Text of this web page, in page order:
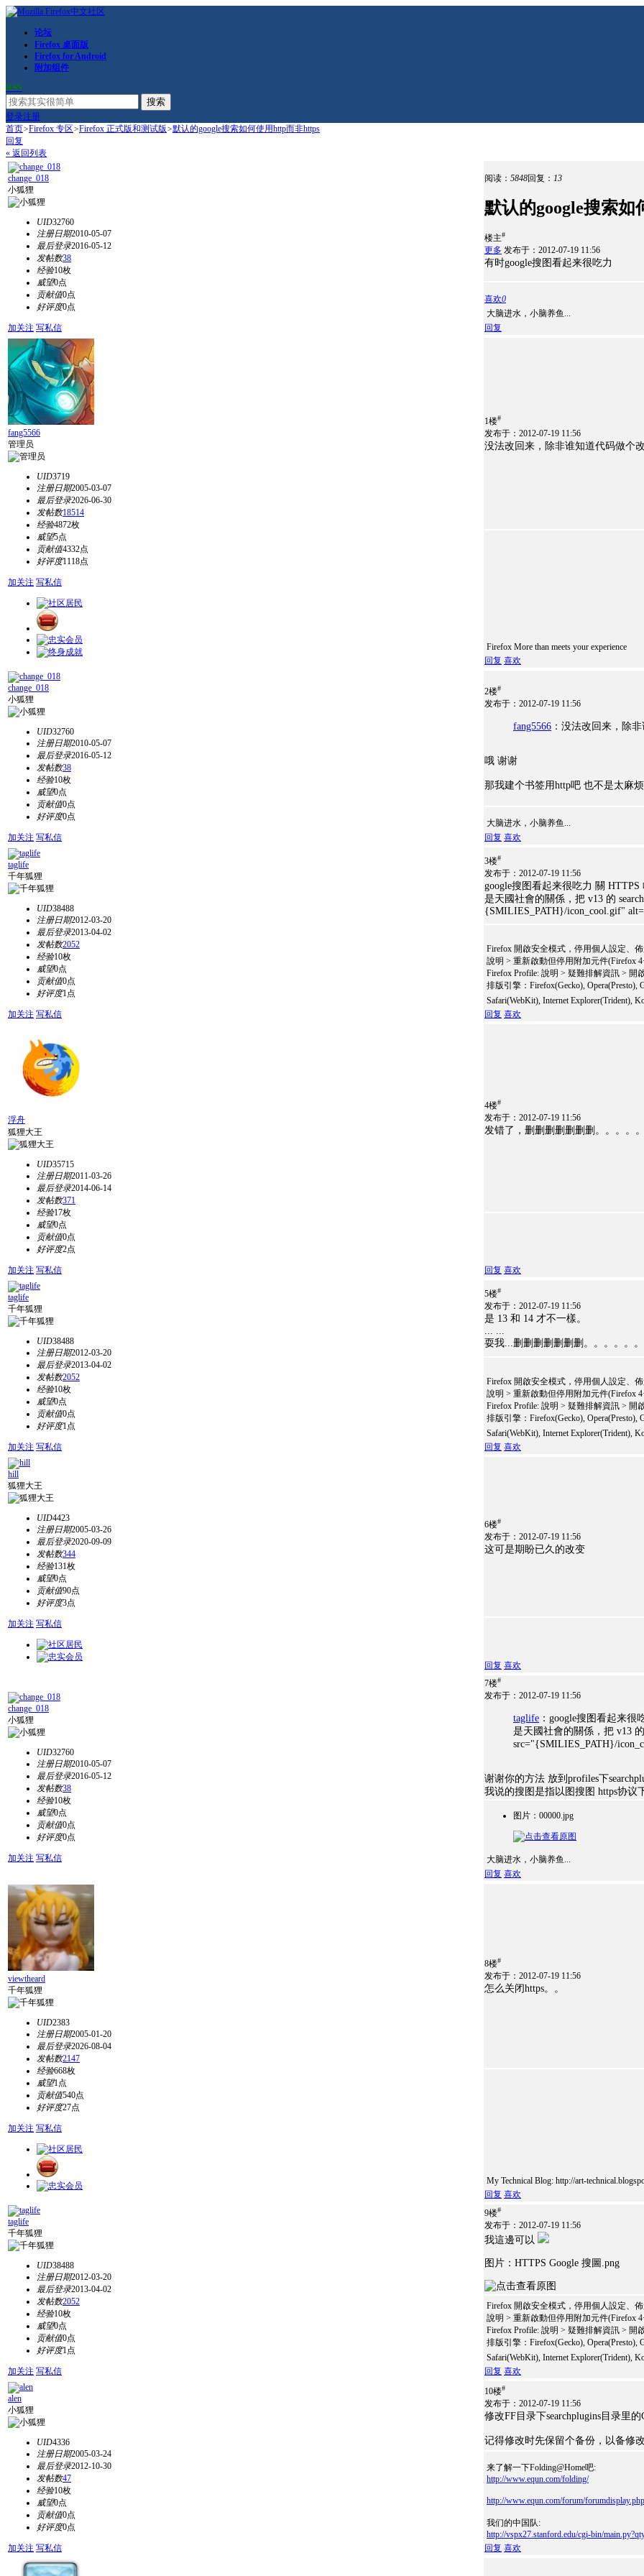
论坛
Firefox 桌面版
Firefox for Android
附加组件
RSS
搜索
登录注册
首页>Firefox 专区>Firefox 正式版和测试版>默认的google搜索如何使用http而非https
回复
« 返回列表
change_018
小狐狸
UID32760
注册日期2010-05-07
最后登录2016-05-12
发帖数38
经验10枚
威望0点
贡献值0点
好评度0点
加关注 写私信
阅读： 5848回复： 13
默认的google搜索
楼主#
更多 发布于：2012-07-19 11:56
有时google搜图看起来很吃力
喜欢0
大脑进水，小脑养鱼...
回复
fang5566
管理员
UID3719
注册日期2005-03-07
最后登录2026-06-30
发帖数18514
经验4872枚
威望5点
贡献值4332点
好评度1118点
加关注 写私信
1楼#
发布于：2012-07-19 11:56
没法改回来，除非谁知道代码做个
Firefox More than meets your experience
回复 喜欢
change_018
小狐狸
UID32760
注册日期2010-05-07
最后登录2016-05-12
发帖数38
经验10枚
威望0点
贡献值0点
好评度0点
加关注 写私信
2楼#
发布于：2012-07-19 11:56
fang5566 ：没法改回来，除
哦 谢谢
那我建个书签用http吧 也不是太麻烦
大脑进水，小脑养鱼...
回复 喜欢
taglife
千年狐狸
UID38488
注册日期2012-03-20
最后登录2013-04-02
发帖数2052
经验10枚
威望0点
贡献值0点
好评度1点
加关注 写私信
3楼#
发布于：2012-07-19 11:56
google搜图看起来很吃力 關 HTTPS
是天國社會的關係，把 v13 的
{SMILIES_PATH}/icon_cool.gif"
Firefox 開啟安全模式，停用個人設定、
說明 > 重新啟動但停用附加元件(Firefox
Firefox Profile: 說明 > 疑難排解資訊 > 開
排版引擎：Firefox(Gecko), Opera(Presto),
Safari(WebKit), Internet Explorer(Trident),
回复 喜欢
浮舟
狐狸大王
UID35715
注册日期2011-03-26
最后登录2014-06-14
发帖数371
经验17枚
威望0点
贡献值0点
好评度2点
加关注 写私信
4楼#
发布于：2012-07-19 11:56
发错了，删删删删删删删。。。。。
回复 喜欢
taglife
千年狐狸
UID38488
注册日期2012-03-20
最后登录2013-04-02
发帖数2052
经验10枚
威望0点
贡献值0点
好评度1点
加关注 写私信
5楼#
发布于：2012-07-19 11:56
是 13 和 14 才不一樣。
... ...
耍我...删删删删删删删。。。。。。
Firefox 開啟安全模式，停用個人設定、
說明 > 重新啟動但停用附加元件(Firefox
Firefox Profile: 說明 > 疑難排解資訊 > 開
排版引擎：Firefox(Gecko), Opera(Presto),
Safari(WebKit), Internet Explorer(Trident),
回复 喜欢
hill
狐狸大王
UID4423
注册日期2005-03-26
最后登录2020-09-09
发帖数344
经验131枚
威望0点
贡献值90点
好评度3点
加关注 写私信
6楼#
发布于：2012-07-19 11:56
这可是期盼已久的改变
回复 喜欢
change_018
小狐狸
UID32760
注册日期2010-05-07
最后登录2016-05-12
发帖数38
经验10枚
威望0点
贡献值0点
好评度0点
加关注 写私信
7楼#
发布于：2012-07-19 11:56
taglife ：google搜图看起来很
是天國社會的關係，把 v13
src="{SMILIES_PATH}/
谢谢你的方法 放到profiles下
我说的搜图是指以图搜图 https协议
图片：00000.jpg
大脑进水，小脑养鱼...
回复 喜欢
viewtheard
千年狐狸
UID2383
注册日期2005-01-20
最后登录2026-08-04
发帖数2147
经验668枚
威望1点
贡献值540点
好评度27点
加关注 写私信
8楼#
发布于：2012-07-19 11:56
怎么关闭https。。
My Technical Blog: http://art-
回复 喜欢
taglife
千年狐狸
UID38488
注册日期2012-03-20
最后登录2013-04-02
发帖数2052
经验10枚
威望0点
贡献值0点
好评度1点
加关注 写私信
9楼#
发布于：2012-07-19 11:56
我這邊可以
图片：HTTPS Google 搜圖.png
Firefox 開啟安全模式，停用個人設定、
說明 > 重新啟動但停用附加元件(Firefox
Firefox Profile: 說明 > 疑難排解資訊 > 開
排版引擎：Firefox(Gecko), Opera(Presto),
Safari(WebKit), Internet Explorer(Trident),
回复 喜欢
alen
小狐狸
UID4336
注册日期2005-03-24
最后登录2012-10-30
发帖数47
经验10枚
威望0点
贡献值0点
好评度0点
加关注 写私信
10楼#
发布于：2012-07-19 11:56
修改FF目录下searchplugins目录里
记得修改时先保留个备份，以备修改
来了解一下Folding@Home吧:
http://www.equn.com/folding/
http://www.equn.com/forum/
我们的中国队:
http://vspx27.stanford.edu/cgi-bin/
回复 喜欢